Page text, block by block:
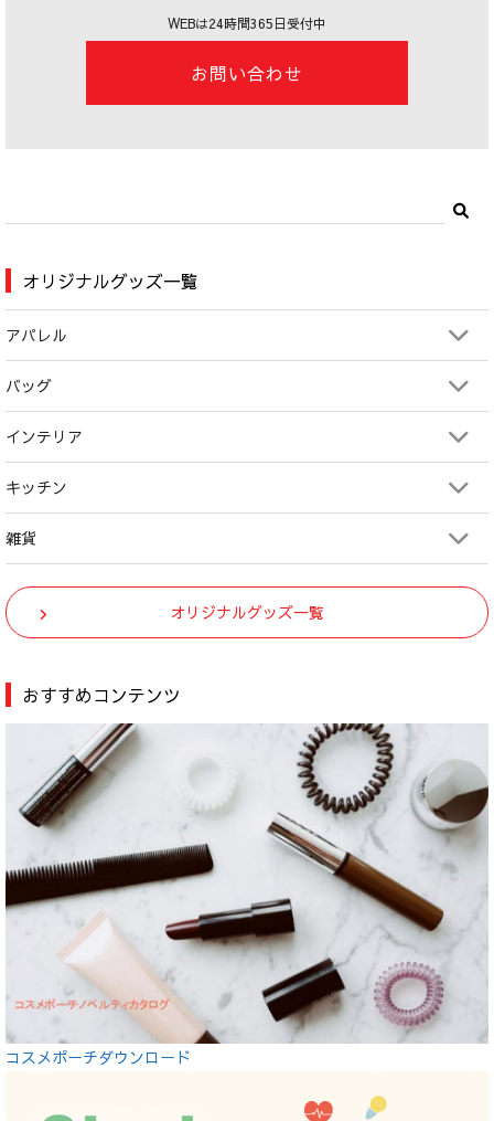
WEBは24時間365日受付中
お問い合わせ
オリジナルグッズ一覧
アパレル
バッグ
インテリア
キッチン
雑貨
オリジナルグッズ一覧
おすすめコンテンツ
コスメポーチダウンロード